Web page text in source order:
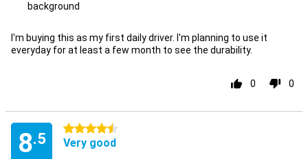
Conbackground
I'm buying this as my first daily driver. I'm planning to use it
everyday for at least a few month to see the durability.
0 0
8.5
4.5 stars
Very good